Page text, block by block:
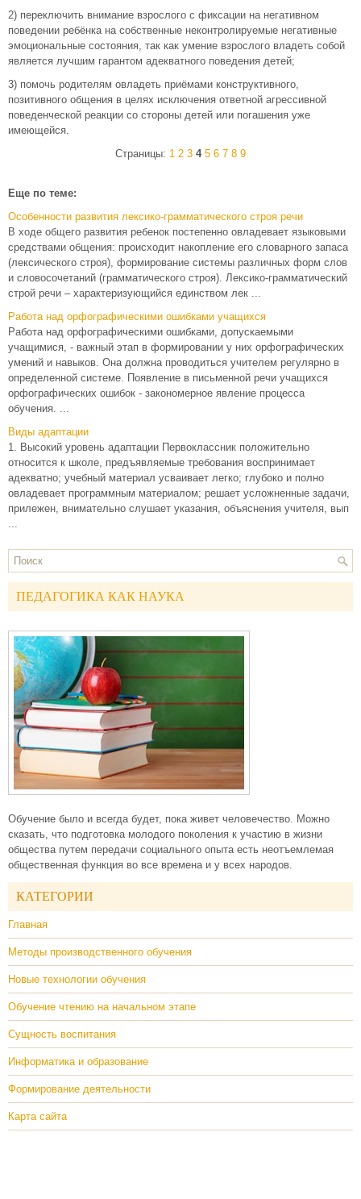
2) переключить внимание взрослого с фиксации на негативном
поведении ребёнка на собственные неконтролируемые негативные
эмоциональные состояния, так как умение взрослого владеть собой
является лучшим гарантом адекватного поведения детей;
3) помочь родителям овладеть приёмами конструктивного,
позитивного общения в целях исключения ответной агрессивной
поведенческой реакции со стороны детей или погашения уже
имеющейся.
Страницы: 1 2 3 4 5 6 7 8 9
Еще по теме:
Особенности развития лексико-грамматического строя речи
В ходе общего развития ребенок постепенно овладевает языковыми
средствами общения: происходит накопление его словарного запаса
(лексического строя), формирование системы различных форм слов
и словосочетаний (грамматического строя). Лексико-грамматический
строй речи – характеризующийся единством лек ...
Работа над орфографическими ошибками учащихся
Работа над орфографическими ошибками, допускаемыми
учащимися, - важный этап в формировании у них орфографических
умений и навыков. Она должна проводиться учителем регулярно в
определенной системе. Появление в письменной речи учащихся
орфографических ошибок - закономерное явление процесса
обучения. ...
Виды адаптации
1. Высокий уровень адаптации Первоклассник положительно
относится к школе, предъявляемые требования воспринимает
адекватно; учебный материал усваивает легко; глубоко и полно
овладевает программным материалом; решает усложненные задачи,
прилежен, внимательно слушает указания, объяснения учителя, вып
...
ПЕДАГОГИКА КАК НАУКА
Обучение было и всегда будет, пока живет человечество. Можно
сказать, что подготовка молодого поколения к участию в жизни
общества путем передачи социального опыта есть неотъемлемая
общественная функция во все времена и у всех народов.
КАТЕГОРИИ
Главная
Методы производственного обучения
Новые технологии обучения
Обучение чтению на начальном этапе
Сущность воспитания
Информатика и образование
Формирование деятельности
Карта сайта